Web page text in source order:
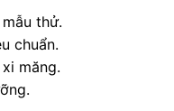
thử.
chuẩn.
măng.